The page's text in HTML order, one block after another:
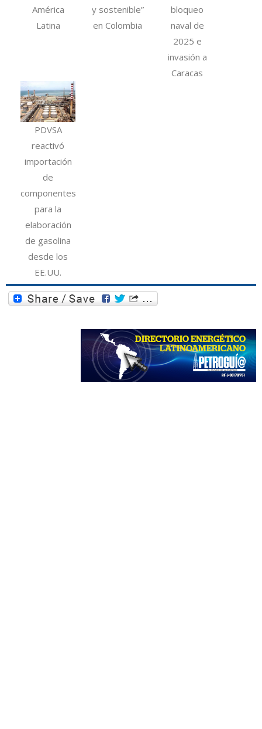
América
Latina
y sostenible”
en Colombia
bloqueo
naval de
2025 e
invasión a
Caracas
PDVSA
reactivó
importación
de
componentes
para la
elaboración
de gasolina
desde los
EE.UU.